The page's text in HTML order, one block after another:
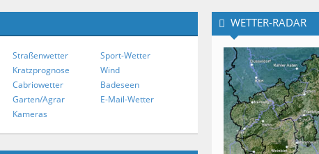
Straßenwetter
Kratzprognose
Cabriowetter
Garten/Agrar
Kameras
Sport-Wetter
Wind
Badeseen
E-Mail-Wetter
WETTER-RADAR